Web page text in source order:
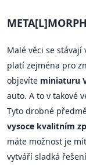
Malé věci se stávají
platí zejména pro
objevíte miniaturu
auto. A to v takové
Tyto drobné
vysoce kvalitním
máte možnost je
vytváří sladká řešení